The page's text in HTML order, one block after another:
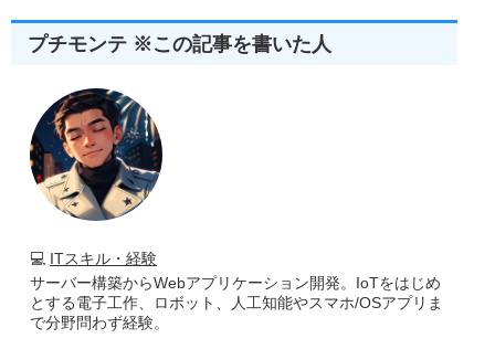
プチモンテ ※この記事を書いた人
💻 ITスキル・経験
サーバー構築からWebアプリケーション開発。IoTをはじめ
とする電子工作、ロボット、人工知能やスマホ/OSアプリま
で分野問わず経験。